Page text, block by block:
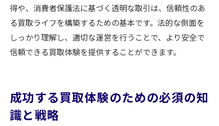
得や、消費者保護法に基づく透明な取引は、信頼性のあ
る買取ライフを構築するための基本です。法的な側面を
しっかり理解し、適切な運営を行うことで、より安全で
信頼できる買取体験を提供することができます。
成功する買取体験のための必須の知
識と戦略